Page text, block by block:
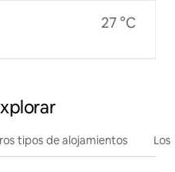
27 °C
tipos de alojamientos